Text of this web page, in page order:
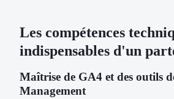
Les compétences
indispensables d'un
Maîtrise de GA4 et des outils
Management